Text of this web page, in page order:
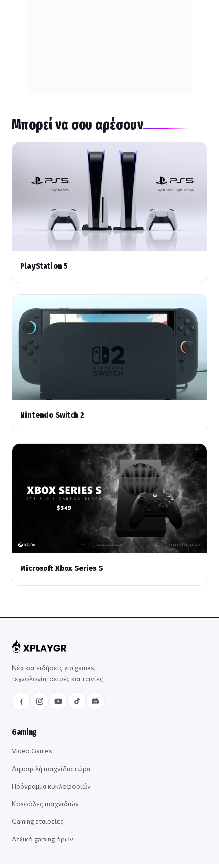
Μπορεί να σου αρέσουν
PlayStation 5
Nintendo Switch 2
Microsoft Xbox Series S
Νέα και ειδήσεις για games,
τεχνολογία, σειρές και ταινίες
Gaming
Video Games
Δημοφιλή παιχνίδια τώρα
Πρόγραμμα κυκλοφοριών
Κονσόλες παιχνιδιών
Gaming εταιρείες
Λεξικό gaming όρων